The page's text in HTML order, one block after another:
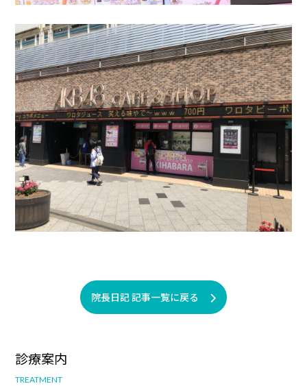
診療案内
TREATMENT
院長日記 記事一覧に戻る